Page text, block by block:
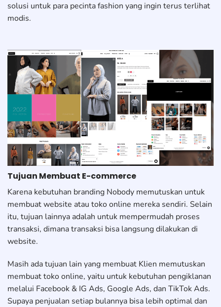
solusi untuk para pecinta fashion yang ingin terus terlihat
modis.
Tujuan Membuat E-commerce
Karena kebutuhan branding Nobody memutuskan untuk
membuat website atau toko online mereka sendiri. Selain
itu, tujuan lainnya adalah untuk mempermudah proses
transaksi, dimana transaksi bisa langsung dilakukan di
website.
Masih ada tujuan lain yang membuat Klien memutuskan
membuat toko online, yaitu untuk kebutuhan pengiklanan
melalui Facebook & IG Ads, Google Ads, dan TikTok Ads.
Supaya penjualan setiap bulannya bisa lebih optimal dan